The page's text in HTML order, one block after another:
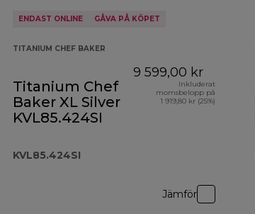
pris 2 299,00 kr
ENDAST ONLINE GÅVA PÅ KÖPET
TITANIUM CHEF BAKER
Titanium Chef
Baker XL Silver
KVL85.424SI
KVL85.424SI
9 599,00 kr
Inkluderat
momsbelopp på
1 919,80 kr (25%)
Jämför